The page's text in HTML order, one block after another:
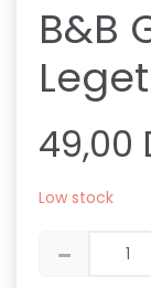
B&B
49,00
Low stock